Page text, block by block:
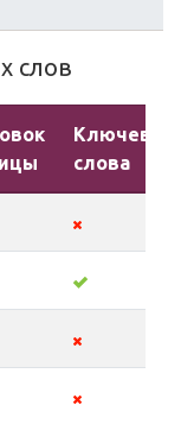
слов
Ключевые
слова